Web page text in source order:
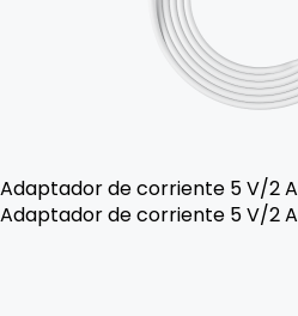
Adaptador de corriente 5 V/2 A
Adaptador de corriente 5 V/2 A